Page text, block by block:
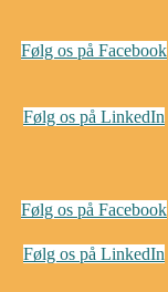
Følg os på Facebook
Følg os på LinkedIn
Følg os på Facebook
Følg os på LinkedIn